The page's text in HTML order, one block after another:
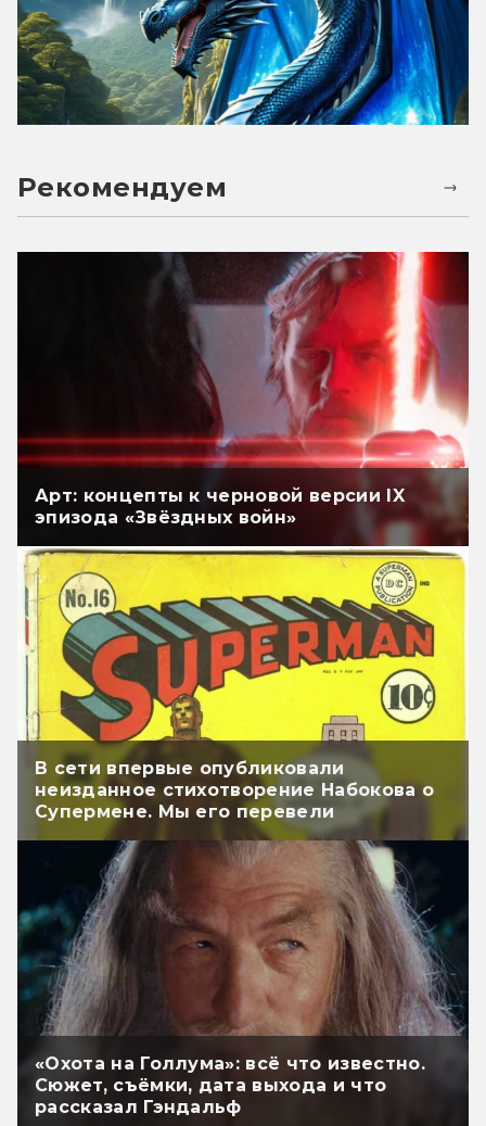
Рекомендуем
Арт: концепты к черновой версии IX
эпизода «Звёздных войн»
В сети впервые опубликовали
неизданное стихотворение Набокова о
Супермене. Мы его перевели
«Охота на Голлума»: всё что известно.
Сюжет, съёмки, дата выхода и что
рассказал Гэндальф